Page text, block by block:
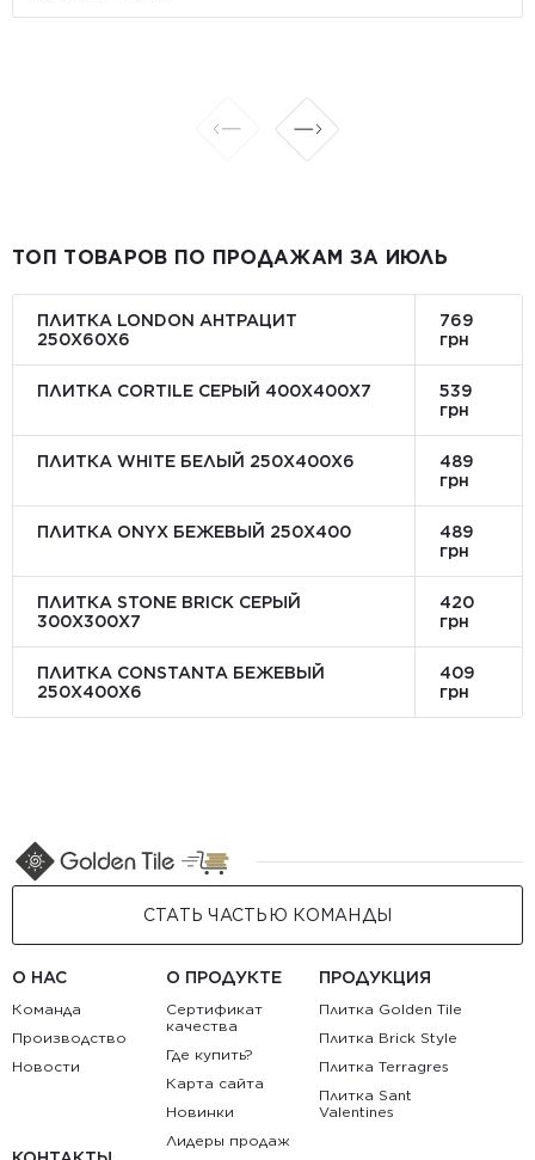
ТОП ТОВАРОВ ПО ПРОДАЖАМ ЗА ИЮЛЬ
ПЛИТКА LONDON АНТРАЦИТ
250Х60Х6
769
грн
ПЛИТКА CORTILE СЕРЫЙ 400X400X7
539
грн
ПЛИТКА WHITE БЕЛЫЙ 250Х400Х6
489
грн
ПЛИТКА ONYX БЕЖЕВЫЙ 250X400
489
грн
ПЛИТКА STONE BRICK СЕРЫЙ
300Х300X7
420
грн
ПЛИТКА CONSTANTA БЕЖЕВЫЙ
250Х400X6
409
грн
СТАТЬ ЧАСТЬЮ КОМАНДЫ
О НАС
Команда
Производство
Новости
О ПРОДУКТЕ
Сертификат
качества
Где купить?
Карта сайта
Новинки
Лидеры продаж
ПРОДУКЦИЯ
Плитка Golden Tile
Плитка Brick Style
Плитка Terragres
Плитка Sant
Valentines